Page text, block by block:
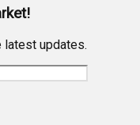
updates.